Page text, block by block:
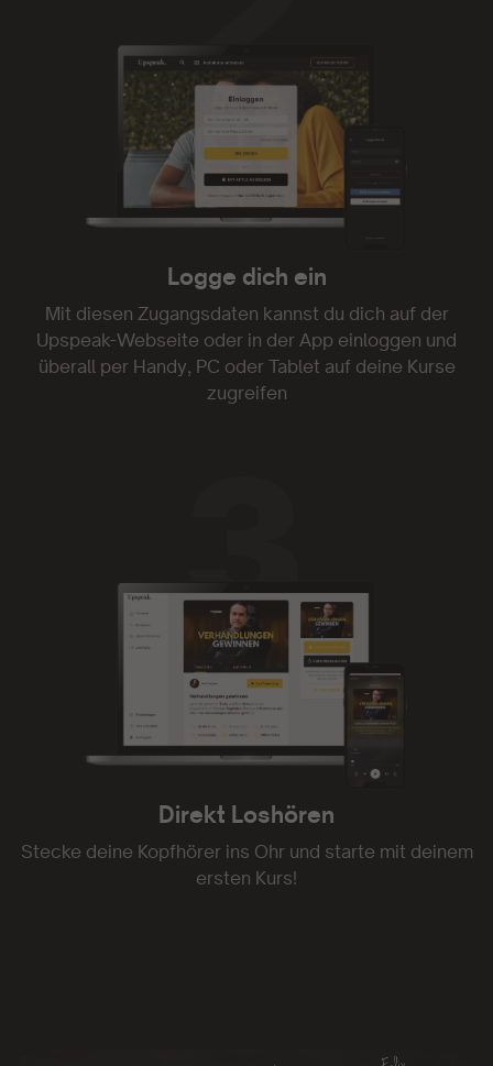
Audiodateien kann man auch mal nebenbei oder
beim Spaziergang mit dem Hund genießen. Und
die Mentoren sind einfach klasse! Weiter so!
- Kim Marcy
Danke!
Genau was ich gesucht und endlich gefunden
habe. Danke!
Logge dich ein
Mit diesen Zugangsdaten kannst du dich auf der
Upspeak-Webseite oder in der App einloggen und
überall per Handy, PC oder Tablet auf deine Kurse
zugreifen
Direkt Loshören
Stecke deine Kopfhörer ins Ohr und starte mit deinem
ersten Kurs!